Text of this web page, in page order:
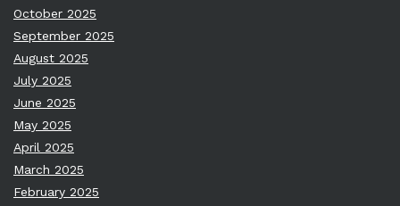
October 2025
September 2025
August 2025
July 2025
June 2025
May 2025
April 2025
March 2025
February 2025